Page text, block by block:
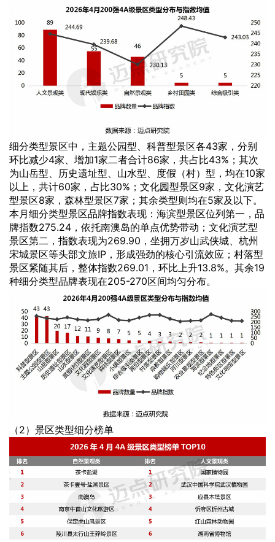
细分类型景区中，主题公园型、科普型景区各43家，分别
环比减少4家、增加1家二者合计86家，共占比43%；其次
为山岳型、历史遗址型、山水型、度假（村）型，均在10家
以上，共计60家，占比30%；文化园型景区9家，文化演艺
型景区8家，森林型景区7家；其余类型则均在5家及以下。
本月细分类型景区品牌指数表现：海滨型景区位列第一，品
牌指数275.24，依托南澳岛的单点优势带动；文化演艺型
景区第二，指数表现为269.90，坐拥万岁山武侠城、杭州
宋城景区等头部文旅IP，形成强劲的核心引流效应；村落型
景区紧随其后，整体指数269.01，环比上升13.8%。其余19
种细分类型品牌表现在205-270区间均匀分布。
（2）景区类型细分榜单